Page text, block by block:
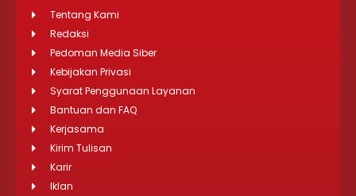
Tentang Kami
Redaksi
Pedoman Media Siber
Kebijakan Privasi
Syarat Penggunaan Layanan
Bantuan dan FAQ
Kerjasama
Kirim Tulisan
Karir
Iklan